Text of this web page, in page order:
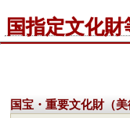
国指定文化財
国宝・重要文化財（美